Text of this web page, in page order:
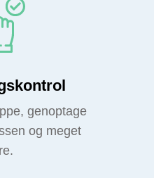
genoptage
og meget